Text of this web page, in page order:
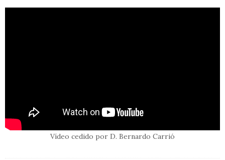
Vídeo cedido por D. Bernardo Carrió